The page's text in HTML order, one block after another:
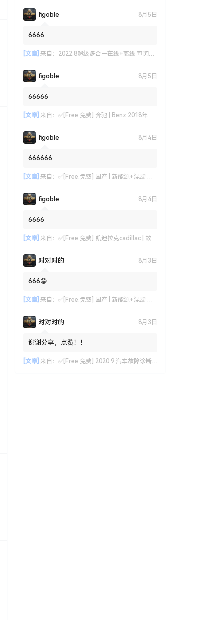
figoble 8月5日
6666
[文章] 来自： 2022.8超级多合一在线+离线 查询系统: 德美日国产 最新款车型 高中低车型 偏门车型 燃油车 新能源 混动车 维修手册+电路图+技术通报+拆装资料+保养资料
figoble 8月5日
66666
[文章] 来自： ✅[Free.免费] 奔驰 | Benz 2018年 新款奔驰原厂资料 结构原理和基本功能说明(218份)
figoble 8月4日
666666
[文章] 来自： ✅[Free.免费] 国产 | 新能源+混动 技术故障案例汇总04：比亚迪+上汽+一汽+上汽+长城+吉利+奇瑞（770份）
figoble 8月4日
6666
[文章] 来自： ✅[Free.免费] 凯迪拉克cadillac | 故障维修案例 原厂技术通报 ATS CT6 CTS SRX XT4 XT5 XT6 XTS (关注更新)（240份）
对对对的 8月3日
666😁
[文章] 来自： ✅[Free.免费] 国产 | 新能源+混动 技术故障案例汇总04：比亚迪+上汽+一汽+上汽+长城+吉利+奇瑞（770份）
对对对的 8月3日
谢谢分享，点赞！！
[文章] 来自： ✅[Free.免费] 2020.9 汽车故障诊断手册_497页（18M）[发动机 变速箱 电脑 防盗 空调 仪表]